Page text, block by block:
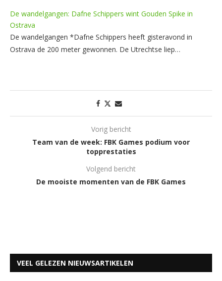
De wandelgangen: Dafne Schippers wint Gouden Spike in
Ostrava
De wandelgangen *Dafne Schippers heeft gisteravond in
Ostrava de 200 meter gewonnen. De Utrechtse liep…
Vorig bericht
Team van de week: FBK Games podium voor
topprestaties
Volgend bericht
De mooiste momenten van de FBK Games
VEEL GELEZEN NIEUWSARTIKELEN